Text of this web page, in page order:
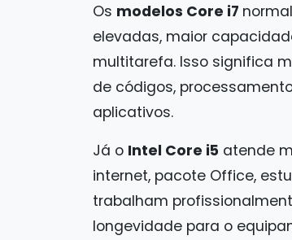
Os modelos Core i7
elevadas, maior
multitarefa. Isso significa
de códigos,
aplicativos.
Já o Intel Core i5 atende
internet, pacote Office,
trabalham
longevidade para o